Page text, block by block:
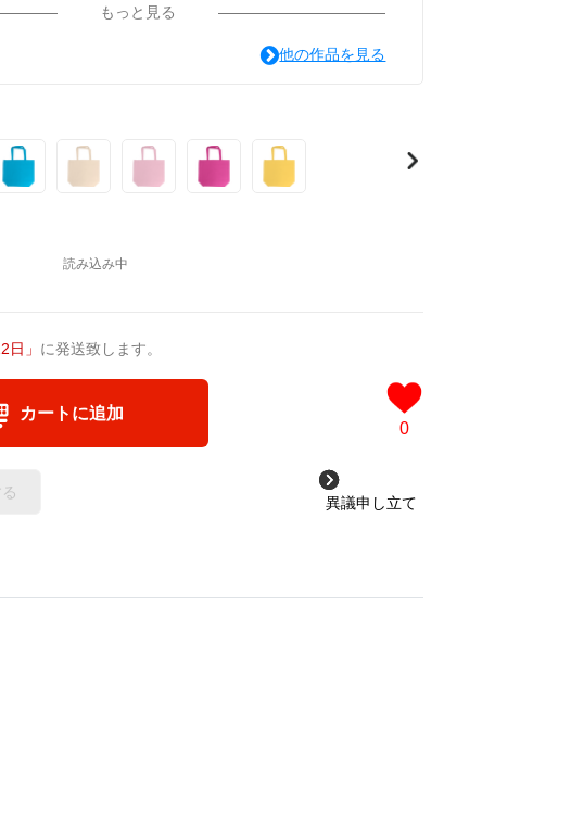
もっと見る
他の作品を見る
日 」 に発送致します。
カートに追加
0
異議申し立て